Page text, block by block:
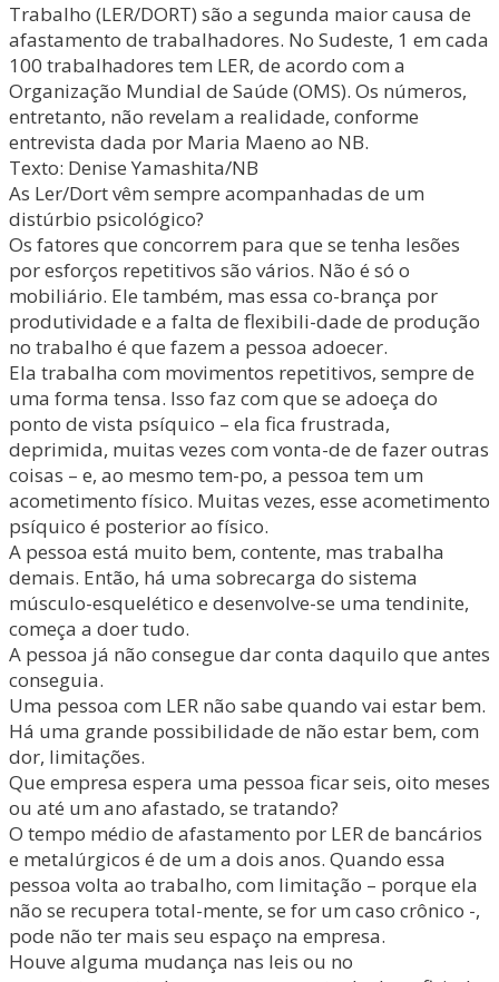
Trabalho (LER/DORT) são a segunda maior causa de
afastamento de trabalhadores. No Sudeste, 1 em cada
100 trabalhadores tem LER, de acordo com a
Organização Mundial de Saúde (OMS). Os números,
entretanto, não revelam a realidade, conforme
entrevista dada por Maria Maeno ao NB.
Texto: Denise Yamashita/NB
As Ler/Dort vêm sempre acompanhadas de um
distúrbio psicológico?
Os fatores que concorrem para que se tenha lesões
por esforços repetitivos são vários. Não é só o
mobiliário. Ele também, mas essa co-brança por
produtividade e a falta de flexibili-dade de produção
no trabalho é que fazem a pessoa adoecer.
Ela trabalha com movimentos repetitivos, sempre de
uma forma tensa. Isso faz com que se adoeça do
ponto de vista psíquico – ela fica frustrada,
deprimida, muitas vezes com vonta-de de fazer outras
coisas – e, ao mesmo tem-po, a pessoa tem um
acometimento físico. Muitas vezes, esse acometimento
psíquico é posterior ao físico.
A pessoa está muito bem, contente, mas trabalha
demais. Então, há uma sobrecarga do sistema
músculo-esquelético e desenvolve-se uma tendinite,
começa a doer tudo.
A pessoa já não consegue dar conta daquilo que antes
conseguia.
Uma pessoa com LER não sabe quando vai estar bem.
Há uma grande possibilidade de não estar bem, com
dor, limitações.
Que empresa espera uma pessoa ficar seis, oito meses
ou até um ano afastado, se tratando?
O tempo médio de afastamento por LER de bancários
e metalúrgicos é de um a dois anos. Quando essa
pessoa volta ao trabalho, com limitação – porque ela
não se recupera total-mente, se for um caso crônico -,
pode não ter mais seu espaço na empresa.
Houve alguma mudança nas leis ou no